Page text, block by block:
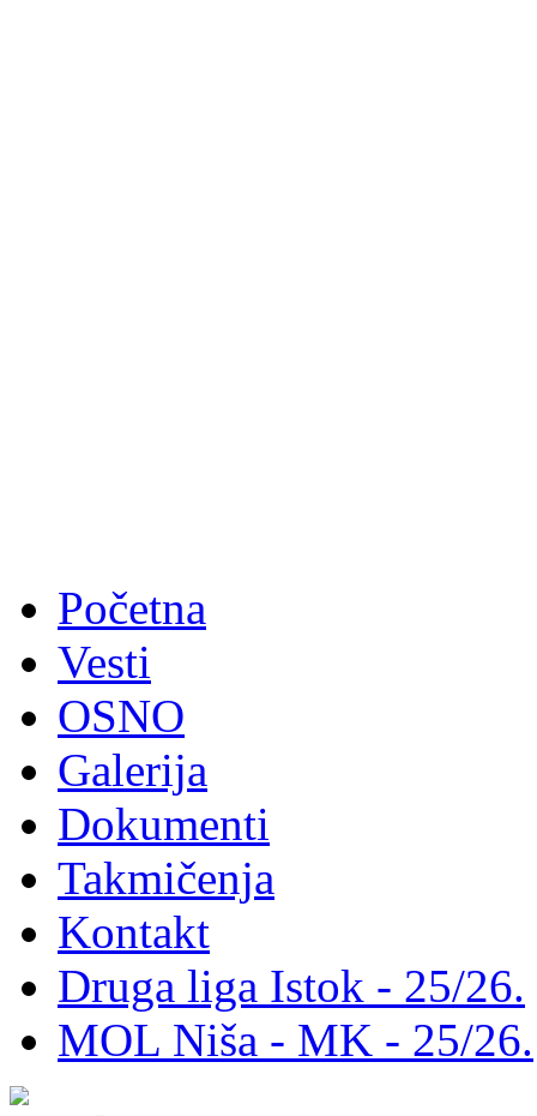
Početna
Vesti
OSNO
Galerija
Dokumenti
Takmičenja
Kontakt
Druga liga Istok - 25/26.
MOL Niša - MK - 25/26.